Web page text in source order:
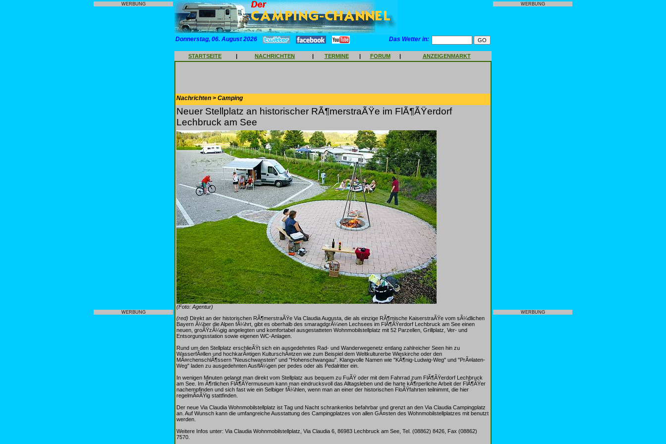
WERBUNG
WERBUNG
Donnerstag, 06. August 2026 Das Wetter in:
STARTSEITE | NACHRICHTEN | TERMINE | FORUM | ANZEIGENMARKT
Nachrichten > Camping
Neuer Stellplatz an historischer RÃ¶merstraÃŸe im FlÃ¶ÃŸerdorf
Lechbruck am See
(Foto: Agentur)
(red) Direkt an der historischen RÃ¶merstraÃŸe Via Claudia Augusta, die als einzige RÃ¶mische KaiserstraÃŸe vom sÃ¼dlichen
Bayern Ã¼ber die Alpen fÃ¼hrt, gibt es oberhalb des smaragdgrÃ¼nen Lechsees im FlÃ¶ÃŸerdorf Lechbruck am See einen
neuen, groÃŸzÃ¼gig angelegten und komfortabel ausgestatteten Wohnmobilstellplatz mit 52 Parzellen, Grillplatz, Ver- und
Entsorgungsstation sowie eigenen WC-Anlagen.
Rund um den Stellplatz erschlieÃŸt sich ein ausgedehntes Rad- und Wanderwegenetz entlang zahlreicher Seen hin zu
WasserfÃ¤llen und hochkarÃ¤tigen KulturschÃ¤tzen wie zum Beispiel dem Weltkulturerbe Wieskirche oder den
MÃ¤rchenschlÃ¶ssern "Neuschwanstein" und "Hohenschwangau". Klangvolle Namen wie "KÃ¶nig-Ludwig-Weg" und "PrÃ¤laten-
Weg" laden zu ausgedehnten AusflÃ¼gen per pedes oder als Pedalritter ein.
In wenigen Minuten gelangt man direkt vom Stellplatz aus bequem zu FuÃŸ oder mit dem Fahrrad zum FlÃ¶ÃŸerdorf Lechbruck
am See. Im Ã¶rtlichen FlÃ¶ÃŸermuseum kann man eindrucksvoll das Alltagsleben und die harte kÃ¶rperliche Arbeit der FlÃ¶ÃŸer
nachempfinden und sich fast wie ein Selbiger fÃ¼hlen, wenn man an einer der historischen FloÃŸfahrten teilnimmt, die hier
regelmÃ¤ÃŸig stattfinden.
Der neue Via Claudia Wohnmobilstellplatz ist Tag und Nacht schrankenlos befahrbar und grenzt an den Via Claudia Campingplatz
an. Auf Wunsch kann die umfangreiche Ausstattung des Campingplatzes von allen GÃ¤sten des Wohnmobilstellplatzes mit benutzt
werden.
Weitere Infos unter: Via Claudia Wohnmobilstellplatz, Via Claudia 6, 86983 Lechbruck am See, Tel. (08862) 8426, Fax (08862)
7570.
WERBUNG
WERBUNG